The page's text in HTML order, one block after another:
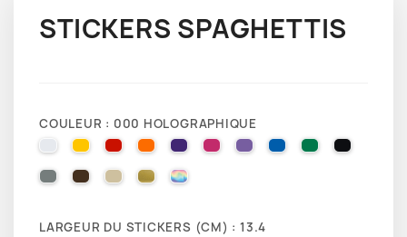
STICKERS SPAGHETTIS
COULEUR : 000 HOLOGRAPHIQUE
010 WHITE025 BRIMSTONE YELLOW
031 RED035 PASTEL ORANGE
040 VIOLET
041 PINK043 LAVENDER
051 GENTIAN BLUE
061 GREEN
070
071 GREY080 BROWN
082 BEIGE
091 GOLD000 HOLOGRAPHIQUE
LARGEUR DU STICKERS (CM) : 13.4